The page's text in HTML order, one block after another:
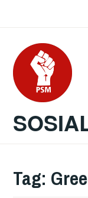
content
Tag: